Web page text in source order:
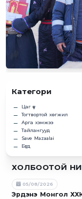
Категори
Цаг үе
Тогтвортой хөгжил
Арга хэмжээ
Тайлангууд
Save Mazaalai
Бүгд
ХОЛБООТОЙ
05/08/2026
Эрдэнэ Монгол